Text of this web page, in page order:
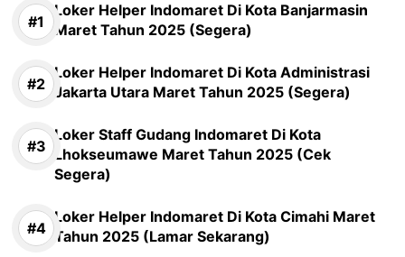
Loker Helper Indomaret Di Kota Banjarmasin
Maret Tahun 2025 (Segera)
Loker Helper Indomaret Di Kota Administrasi
Jakarta Utara Maret Tahun 2025 (Segera)
Loker Staff Gudang Indomaret Di Kota
Lhokseumawe Maret Tahun 2025 (Cek
Segera)
Loker Helper Indomaret Di Kota Cimahi Maret
Tahun 2025 (Lamar Sekarang)